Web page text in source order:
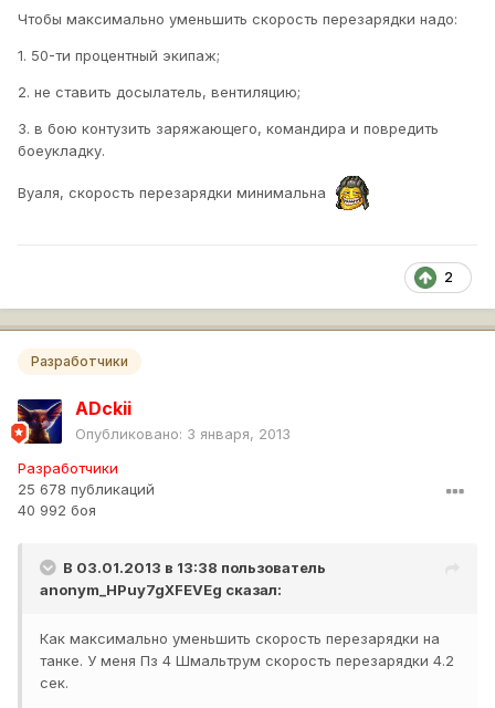
Чтобы максимально уменьшить скорость перезарядки надо:
1. 50-ти процентный экипаж;
2. не ставить досылатель, вентиляцию;
3. в бою контузить заряжающего, командира и повредить
боеукладку.
Вуаля, скорость перезарядки минимальна
2
Разработчики
ADckii
Опубликовано: 3 января, 2013
Разработчики
25 678 публикаций
40 992 боя
В 03.01.2013 в 13:38 пользователь
anonym_HPuy7gXFEVEg сказал:
Как максимально уменьшить скорость перезарядки на
танке. У меня Пз 4 Шмальтрум скорость перезарядки 4.2
сек.